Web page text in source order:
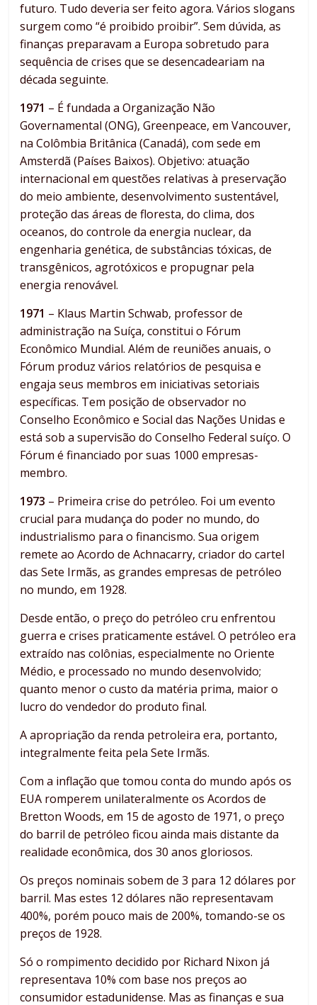
futuro. Tudo deveria ser feito agora. Vários slogans
surgem como “é proibido proibir”. Sem dúvida, as
finanças preparavam a Europa sobretudo para
sequência de crises que se desencadeariam na
década seguinte.
1971 – É fundada a Organização Não
Governamental (ONG), Greenpeace, em Vancouver,
na Colômbia Britânica (Canadá), com sede em
Amsterdã (Países Baixos). Objetivo: atuação
internacional em questões relativas à preservação
do meio ambiente, desenvolvimento sustentável,
proteção das áreas de floresta, do clima, dos
oceanos, do controle da energia nuclear, da
engenharia genética, de substâncias tóxicas, de
transgênicos, agrotóxicos e propugnar pela
energia renovável.
1971 – Klaus Martin Schwab, professor de
administração na Suíça, constitui o Fórum
Econômico Mundial. Além de reuniões anuais, o
Fórum produz vários relatórios de pesquisa e
engaja seus membros em iniciativas setoriais
específicas. Tem posição de observador no
Conselho Econômico e Social das Nações Unidas e
está sob a supervisão do Conselho Federal suíço. O
Fórum é financiado por suas 1000 empresas-
membro.
1973 – Primeira crise do petróleo. Foi um evento
crucial para mudança do poder no mundo, do
industrialismo para o financismo. Sua origem
remete ao Acordo de Achnacarry, criador do cartel
das Sete Irmãs, as grandes empresas de petróleo
no mundo, em 1928.
Desde então, o preço do petróleo cru enfrentou
guerra e crises praticamente estável. O petróleo era
extraído nas colônias, especialmente no Oriente
Médio, e processado no mundo desenvolvido;
quanto menor o custo da matéria prima, maior o
lucro do vendedor do produto final.
A apropriação da renda petroleira era, portanto,
integralmente feita pela Sete Irmãs.
Com a inflação que tomou conta do mundo após os
EUA romperem unilateralmente os Acordos de
Bretton Woods, em 15 de agosto de 1971, o preço
do barril de petróleo ficou ainda mais distante da
realidade econômica, dos 30 anos gloriosos.
Os preços nominais sobem de 3 para 12 dólares por
barril. Mas estes 12 dólares não representavam
400%, porém pouco mais de 200%, tomando-se os
preços de 1928.
Só o rompimento decidido por Richard Nixon já
representava 10% com base nos preços ao
consumidor estadunidense. Mas as finanças e sua